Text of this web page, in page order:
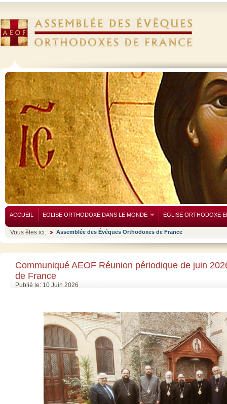
ACCUEIL EGLISE ORTHODOXE DANS LE MONDE EGLISE ORTHODOXE
Vous êtes ici: Assemblée des Évêques Orthodoxes de France
Communiqué AEOF Réunion périodique de juin
de France
Publié le: 10 Juin 2026